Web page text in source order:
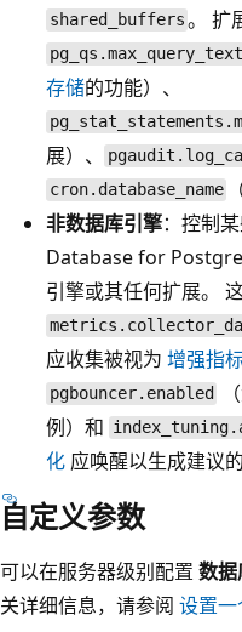
shared_buffers 。 扩
存储的功能）、
展）、
cron.database_name
非数据库引擎：控制
Database for
引擎或其任何扩展。
应收集被视为 增强指
pgbouncer.enabled
例）和
化 应唤醒以生成建议
自定义参数
可以在服务器级别配置 数
关详细信息，请参阅 设置